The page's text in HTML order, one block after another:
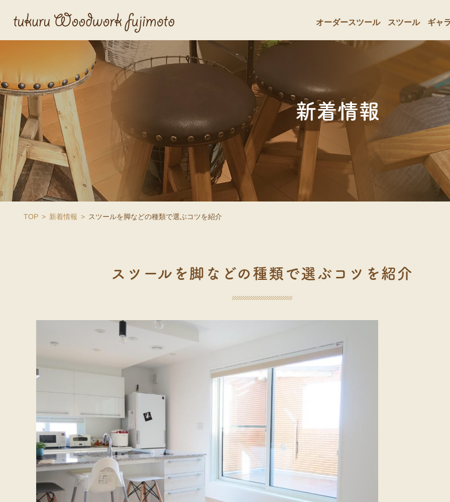
オーダースツール スツール ギャ
新着情報
TOP 新着情報 スツールを脚などの種類で選ぶコツを紹介
スツールを脚などの種類で選ぶコツを紹介